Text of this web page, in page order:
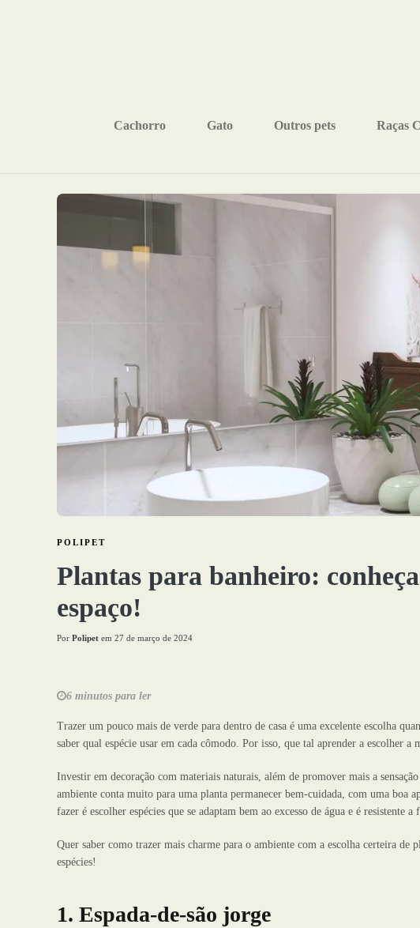
Cachorro Gato Outros pets Raças
POLIPET
Plantas para banheiro:
espaço!
Por Polipet em 27 de março de 2024
6 minutos para ler
Trazer um pouco mais de verde para dentro de casa é uma excelente escolha
saber qual espécie usar em cada cômodo. Por isso, que tal aprender a escolher a
Investir em decoração com materiais naturais, além de promover mais a
ambiente conta muito para uma planta permanecer bem-cuidada, com uma
fazer é escolher espécies que se adaptam bem ao excesso de água e é resistente a
Quer saber como trazer mais charme para o ambiente com a escolha certeira de
espécies!
1. Espada-de-são jorge